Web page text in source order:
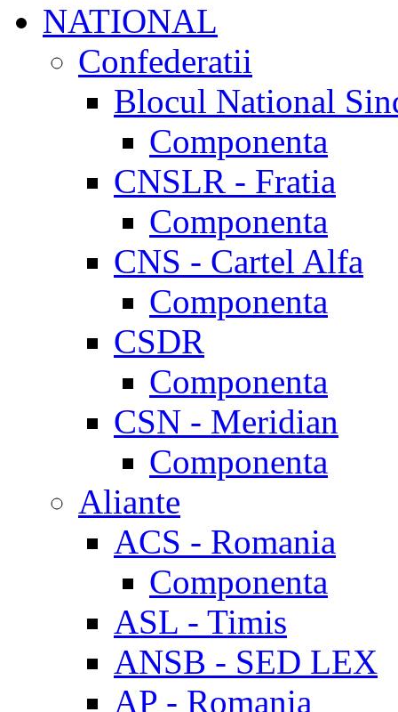
NATIONAL
Confederatii
Blocul National
Componenta
CNSLR - Fratia
Componenta
CNS - Cartel Alfa
Componenta
CSDR
Componenta
CSN - Meridian
Componenta
Aliante
ACS - Romania
Componenta
ASL - Timis
ANSB - SED LEX
AP - Romania